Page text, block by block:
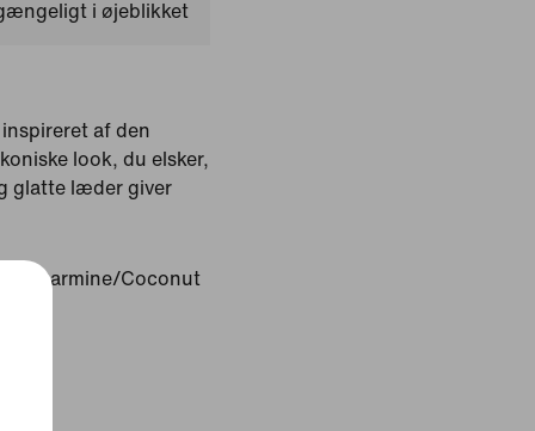
i øjeblikket
af den
look, du elsker,
glatte læder giver
Carmine/Coconut